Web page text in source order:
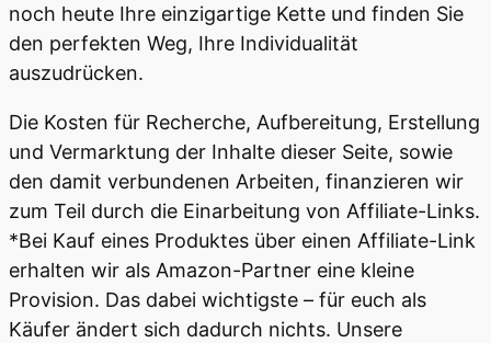
noch heute Ihre einzigartige Kette und finden Sie
den perfekten Weg, Ihre Individualität
auszudrücken.
Die Kosten für Recherche, Aufbereitung, Erstellung
und Vermarktung der Inhalte dieser Seite, sowie
den damit verbundenen Arbeiten, finanzieren wir
zum Teil durch die Einarbeitung von Affiliate-Links.
*Bei Kauf eines Produktes über einen Affiliate-Link
erhalten wir als Amazon-Partner eine kleine
Provision. Das dabei wichtigste – für euch als
Käufer ändert sich dadurch nichts. Unsere